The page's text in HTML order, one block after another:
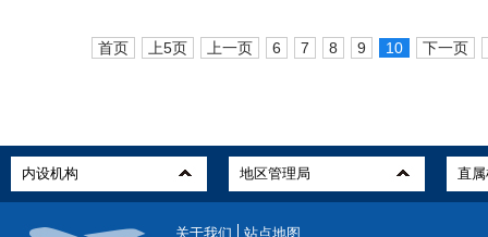
首页 上5页 上一页 6 7 8 9 10 下一页
关于我们 站点地图